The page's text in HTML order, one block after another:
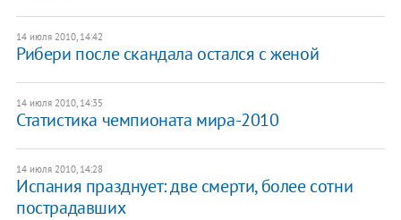
14 июля 2010, 14:42
Рибери после скандала остался с женой
14 июля 2010, 14:35
Статистика чемпионата мира-2010
14 июля 2010, 14:28
Испания празднует: две смерти, более сотни
пострадавших